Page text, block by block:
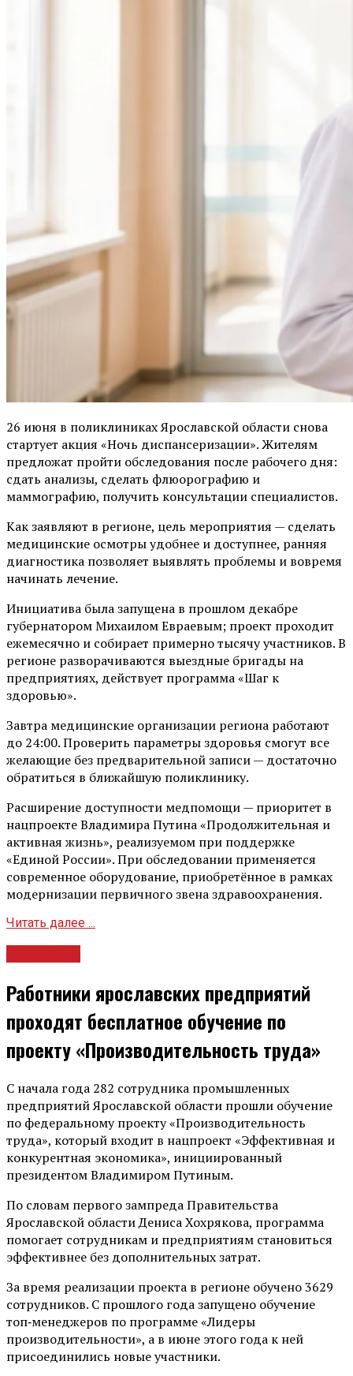
26 июня в поликлиниках Ярославской области снова
стартует акция «Ночь диспансеризации». Жителям
предложат пройти обследования после рабочего дня:
сдать анализы, сделать флюорографию и
маммографию, получить консультации специалистов.
Как заявляют в регионе, цель мероприятия — сделать
медицинские осмотры удобнее и доступнее, ранняя
диагностика позволяет выявлять проблемы и вовремя
начинать лечение.
Инициатива была запущена в прошлом декабре
губернатором Михаилом Евраевым; проект проходит
ежемесячно и собирает примерно тысячу участников. В
регионе разворачиваются выездные бригады на
предприятиях, действует программа «Шаг к
здоровью».
Завтра медицинские организации региона работают
до 24:00. Проверить параметры здоровья смогут все
желающие без предварительной записи — достаточно
обратиться в ближайшую поликлинику.
Расширение доступности медпомощи — приоритет в
нацпроекте Владимира Путина «Продолжительная и
активная жизнь», реализуемом при поддержке
«Единой России». При обследовании применяется
современное оборудование, приобретённое в рамках
модернизации первичного звена здравоохранения.
Читать далее ...
Работники ярославских предприятий
проходят бесплатное обучение по
проекту «Производительность труда»
С начала года 282 сотрудника промышленных
предприятий Ярославской области прошли обучение
по федеральному проекту «Производительность
труда», который входит в нацпроект «Эффективная и
конкурентная экономика», инициированный
президентом Владимиром Путиным.
По словам первого зампреда Правительства
Ярославской области Дениса Хохрякова, программа
помогает сотрудникам и предприятиям становиться
эффективнее без дополнительных затрат.
За время реализации проекта в регионе обучено 3629
сотрудников. С прошлого года запущено обучение
топ‑менеджеров по программе «Лидеры
производительности», а в июне этого года к ней
присоединились новые участники.